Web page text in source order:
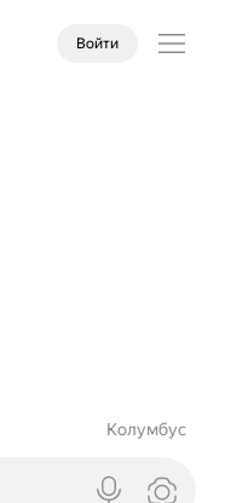
Войти
Колумбус